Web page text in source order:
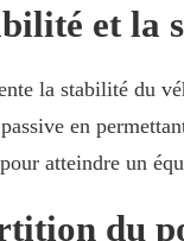
et la
la stabilité du
en
atteindre un
du